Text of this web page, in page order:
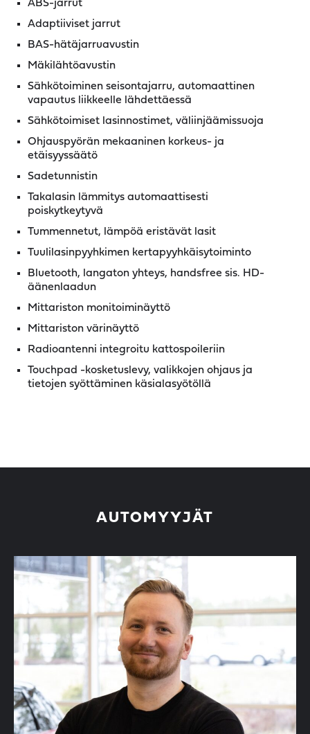
ABS-jarrut
Adaptiiviset jarrut
BAS-hätäjarruavustin
Mäkilähtöavustin
Sähkötoiminen seisontajarru, automaattinen
vapautus liikkeelle lähdettäessä
Sähkötoimiset lasinnostimet, väliinjäämissuoja
Ohjauspyörän mekaaninen korkeus- ja
etäisyyssäätö
Sadetunnistin
Takalasin lämmitys automaattisesti
poiskytkeytyvä
Tummennetut, lämpöä eristävät lasit
Tuulilasinpyyhkimen kertapyyhkäisytoiminto
Bluetooth, langaton yhteys, handsfree sis. HD-
äänenlaadun
Mittariston monitoiminäyttö
Mittariston värinäyttö
Radioantenni integroitu kattospoileriin
Touchpad -kosketuslevy, valikkojen ohjaus ja
tietojen syöttäminen käsialasyötöllä
AUTOMYYJÄT